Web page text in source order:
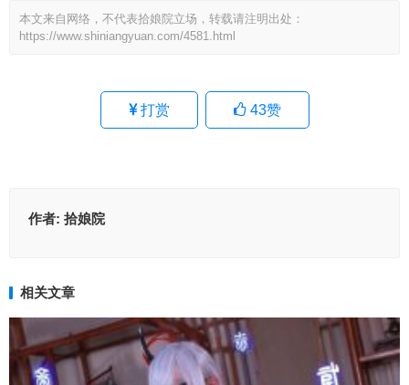
本文来自网络，不代表拾娘院立场，转载请注明出处：
https://www.shiniangyuan.com/4581.html
打赏 43赞
作者: 拾娘院
相关文章